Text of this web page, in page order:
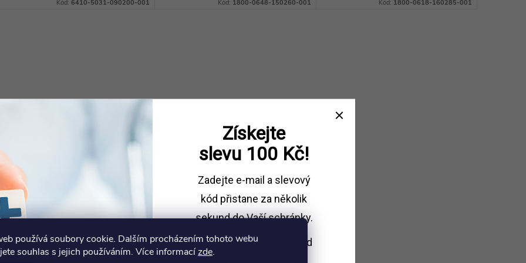
používá soubory cookie. Dalším procházením tohoto webu
souhlas s jejich používáním. Více informacízde.
Kód:6410-5031-090200-001 Kód: 1800-0648-150260-001 Kód: 1800-0618-160285-001
Získejte
slevu 100 Kč!
Zadejte e-mail a slevový
kód přistane za několik
sekund do Vaší schránky.
Sleva platí při nákupu
nad